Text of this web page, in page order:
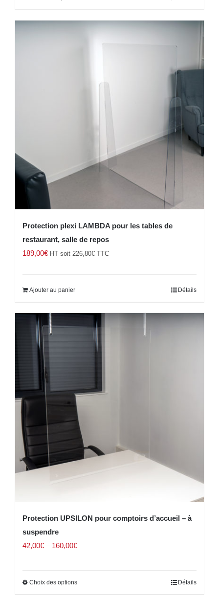
Protection plexi LAMBDA pour les tables de
restaurant, salle de repos
189,00€ HT soit 226,80€ TTC
Ajouter au panier Détails
Protection UPSILON pour comptoirs d’accueil – à
suspendre
42,00€ – 160,00€
Choix des options Détails